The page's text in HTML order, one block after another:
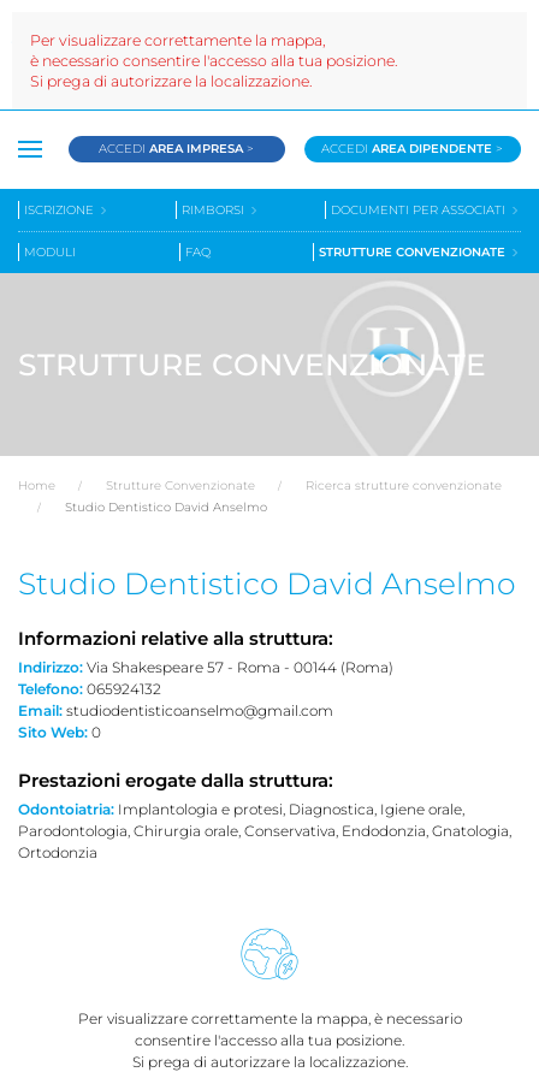
ACCEDIAREA IMPRESA > ACCEDIAREA DIPENDENTE >
ISCRIZIONE RIMBORSI DOCUMENTI PER ASSOCIATI
MODULI FAQ STRUTTURE CONVENZIONATE
STRUTTURE CONVENZIONATE
Home Strutture Convenzionate
Ricerca strutture convenzionate
Studio Dentistico David Anselmo
Studio Dentistico David Anselmo
Informazioni relative alla struttura:
Indirizzo: Via Shakespeare 57 - Roma - 00144 (Roma)
Telefono: 065924132
Email: studiodentisticoanselmo@gmail.com
Sito Web: 0
Prestazioni erogate dalla struttura:
Odontoiatria: Implantologia e protesi, Diagnostica, Igiene orale,
Parodontologia, Chirurgia orale, Conservativa, Endodonzia, Gnatologia,
Ortodonzia
Per visualizzare correttamente la mappa, è necessario
consentire l'accesso alla tua posizione.
Si prega di autorizzare la localizzazione.
Per visualizzare correttamente la mappa,
è necessario consentire l'accesso alla tua posizione.
Si prega di autorizzare la localizzazione.